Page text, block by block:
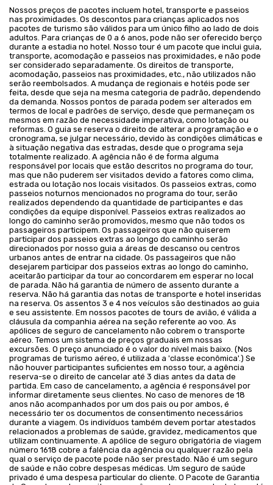
Nossos preços de pacotes incluem hotel, transporte e passeios
nas proximidades. Os descontos para crianças aplicados nos
pacotes de turismo são válidos para um único filho ao lado de dois
adultos. Para crianças de 0 a 6 anos, pode não ser oferecido berço
durante a estadia no hotel. Nosso tour é um pacote que inclui guia,
transporte, acomodação e passeios nas proximidades, e não pode
ser considerado separadamente. Os direitos de transporte,
acomodação, passeios nas proximidades, etc., não utilizados não
serão reembolsados. A mudança de regionais e hotéis pode ser
feita, desde que seja na mesma categoria de padrão, dependendo
da demanda. Nossos pontos de parada podem ser alterados em
termos de local e padrões de serviço, desde que permaneçam os
mesmos em razão de necessidade imperativa, como lotação ou
reformas. O guia se reserva o direito de alterar a programação e o
cronograma, se julgar necessário, devido às condições climáticas e
à situação negativa das estradas, desde que o programa seja
totalmente realizado. A agência não é de forma alguma
responsável por locais que estão descritos no programa do tour,
mas que não puderem ser visitados devido a fatores como clima,
estrada ou lotação nos locais visitados. Os passeios extras, como
passeios noturnos mencionados no programa do tour, serão
realizados dependendo da quantidade de participantes e das
condições da equipe disponível. Passeios extras realizados ao
longo do caminho serão promovidos, mesmo que não todos os
passageiros participem. Os passageiros que não quiserem
participar dos passeios extras ao longo do caminho serão
direcionados por nosso guia a áreas de descanso ou centros
urbanos antes de entrar na cidade. Os passageiros que não
desejarem participar dos passeios extras ao longo do caminho,
aceitarão participar da tour ao concordarem em esperar no local
de parada. Não há garantia de número de assento durante a
reserva. Não há garantia das notas de transporte e hotel inseridas
na reserva. Os assentos 3 e 4 nos veículos são destinados ao guia
e seu assistente. Em nossos pacotes de tours de avião, é válida a
cláusula da companhia aérea na seção referente ao voo. As
apólices de seguro de cancelamento não cobrem o transporte
aéreo. Temos um sistema de preços graduais em nossas
excursões. O preço anunciado é o valor do nível mais baixo. (Nos
programas de turismo aéreo, é utilizada a 'classe econômica'.) Se
não houver participantes suficientes em nosso tour, a agência
reserva-se o direito de cancelar até 3 dias antes da data de
partida. Em caso de cancelamento, a agência é responsável por
informar diretamente seus clientes. No caso de menores de 18
anos não acompanhados por um dos pais ou por ambos, é
necessário ter os documentos de consentimento necessários
durante a viagem. Os indivíduos também devem portar atestados
relacionados a problemas de saúde, gravidez, medicamentos que
utilizam continuamente. A apólice de seguro obrigatória de viagem
número 1618 cobre a falência da agência ou qualquer razão pela
qual o serviço de pacote pode não ser prestado. Não é um seguro
de saúde e não cobre despesas médicas. Um seguro de saúde
privado é uma despesa particular do cliente. O Pacote de Garantia